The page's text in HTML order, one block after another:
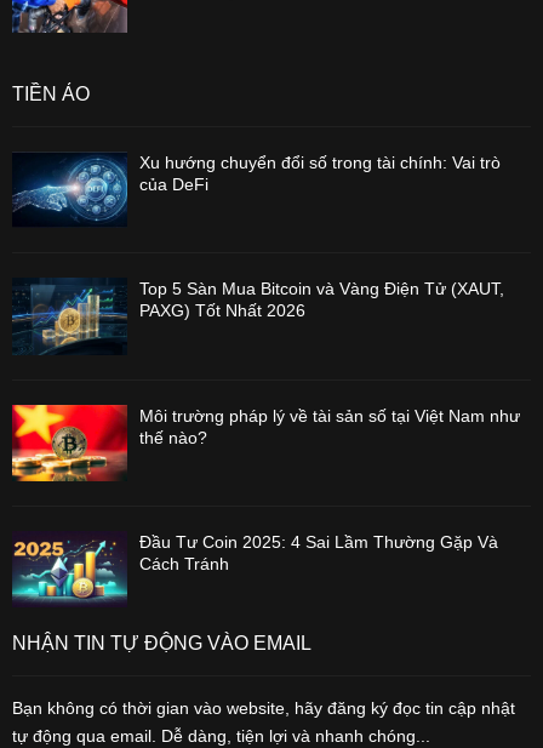
TIỀN ẢO
Xu hướng chuyển đổi số trong tài chính: Vai trò
của DeFi
Top 5 Sàn Mua Bitcoin và Vàng Điện Tử (XAUT,
PAXG) Tốt Nhất 2026
Môi trường pháp lý về tài sản số tại Việt Nam như
thế nào?
Đầu Tư Coin 2025: 4 Sai Lầm Thường Gặp Và
Cách Tránh
NHẬN TIN TỰ ĐỘNG VÀO EMAIL
Bạn không có thời gian vào website, hãy đăng ký đọc tin cập nhật
tự động qua email. Dễ dàng, tiện lợi và nhanh chóng...